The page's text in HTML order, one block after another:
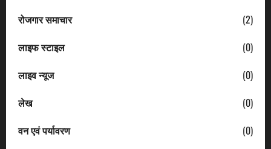
रोजगार समाचार
(2)
लाइफ स्टाइल
(0)
लाइव न्यूज
(0)
लेख
(0)
वन एवं पर्यावरण
(0)